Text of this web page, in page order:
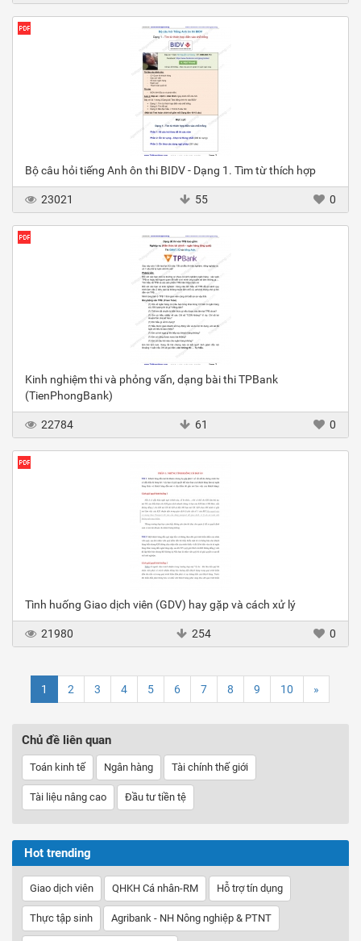
Bộ câu hỏi tiếng Anh ôn thi BIDV - Dạng 1. Tìm từ thích hợp
23021 55 0
Kinh nghiệm thi và phỏng vấn, dạng bài thi TPBank
(TienPhongBank)
22784 61 0
Tình huống Giao dịch viên (GDV) hay gặp và cách xử lý
21980 254 0
1 2 3 4 5 6 7 8 9 10 »
Chủ đề liên quan
Toán kinh tế Ngân hàng Tài chính thế giới
Tài liệu nâng cao Đầu tư tiền tệ
Hot trending
Giao dịch viên QHKH Cá nhân-RM Hỗ trợ tín dụng
Thực tập sinh Agribank - NH Nông nghiệp & PTNT